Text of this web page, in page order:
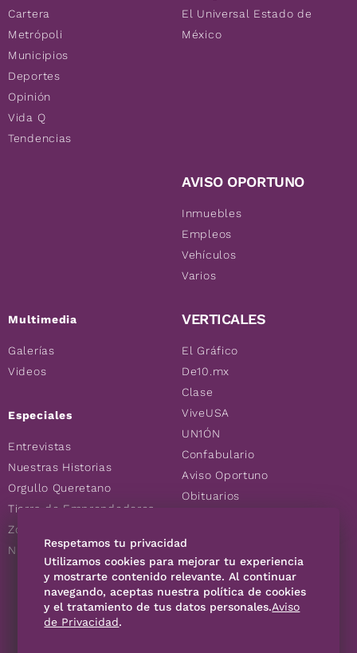
Cartera
Metrópoli
Municipios
Deportes
Opinión
Vida Q
Tendencias
Multimedia
Galerías
Videos
Especiales
Entrevistas
Nuestras Historias
Orgullo Queretano
Tierra de Emprendedores
Zoociales
Nuevos Queretanos
El Universal Estado de
México
AVISO OPORTUNO
Inmuebles
Empleos
Vehículos
Varios
VERTICALES
El Gráfico
De10.mx
Clase
ViveUSA
UN1ÓN
Confabulario
Aviso Oportuno
Obituarios
Consultas
SÍGUENOS
Respetamos tu privacidad
Utilizamos cookies para mejorar tu experiencia
y mostrarte contenido relevante. Al continuar
navegando, aceptas nuestra política de cookies
y el tratamiento de tus datos personales.Aviso
de Privacidad.